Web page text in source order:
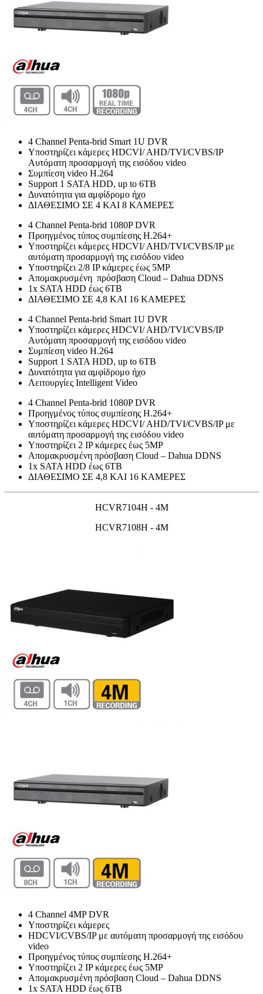
4 Channel Penta-brid Smart 1U DVR
Υποστηρίζει κάμερες HDCVI/ AHD/TVI/CVBS/IP
Αυτόματη προσαρμογή της εισόδου video
Συμπίεση video H.264
Support 1 SATA HDD, up to 6TB
Δυνατότητα για αμφίδρομο ήχο
ΔΙΑΘΕΣΙΜΟ ΣΕ 4 ΚΑΙ 8 ΚΑΜΕΡΕΣ
4 Channel Penta-brid 1080P DVR
Προηγμένος τύπος συμπίεσης Η.264+
Υποστηρίζει κάμερες HDCVI/ AHD/TVI/CVBS/IP με
αυτόματη προσαρμογή της εισόδου video
Υποστηρίζει 2/8 IP κάμερες έως 5MP
Απομακρυσμένη πρόσβαση Cloud – Dahua DDNS
1x SATA HDD έως 6TB
ΔΙΑΘΕΣΙΜΟ ΣΕ 4,8 ΚΑΙ 16 ΚΑΜΕΡΕΣ
4 Channel Penta-brid Smart 1U DVR
Υποστηρίζει κάμερες HDCVI/ AHD/TVI/CVBS/IP
Αυτόματη προσαρμογή της εισόδου video
Συμπίεση video H.264
Support 1 SATA HDD, up to 6TB
Δυνατότητα για αμφίδρομο ήχο
Λειτουργίες Intelligent Video
4 Channel Penta-brid 1080P DVR
Προηγμένος τύπος συμπίεσης Η.264+
Υποστηρίζει κάμερες HDCVI/ AHD/TVI/CVBS/IP με
αυτόματη προσαρμογή της εισόδου video
Υποστηρίζει 2 IP κάμερες έως 5MP
Απομακρυσμένη πρόσβαση Cloud – Dahua DDNS
1x SATA HDD έως 6TB
ΔΙΑΘΕΣΙΜΟ ΣΕ 4,8 ΚΑΙ 16 ΚΑΜΕΡΕΣ
HCVR7104H - 4M
HCVR7108H - 4M
4 Channel 4MP DVR
Υποστηρίζει κάμερες
HDCVI/CVBS/IP με αυτόματη προσαρμογή της εισόδου
video
Προηγμένος τύπος συμπίεσης Η.264+
Υποστηρίζει 2 IP κάμερες έως 5MP
Απομακρυσμένη πρόσβαση Cloud – Dahua DDNS
1x SATA HDD έως 6TB